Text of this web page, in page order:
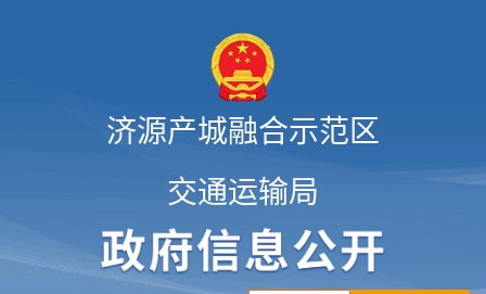
济源产城融合示范区
交通运输局